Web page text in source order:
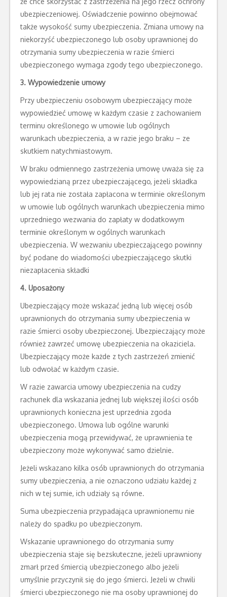
ubezpieczeniowej. Oświadczenie powinno obejmować
także wysokość sumy ubezpieczenia. Zmiana umowy na
niekorzyść ubezpieczonego lub osoby uprawnionej do
otrzymania sumy ubezpieczenia w razie śmierci
ubezpieczonego wymaga zgody tego ubezpieczonego.
3. Wypowiedzenie umowy
Przy ubezpieczeniu osobowym ubezpieczający może
wypowiedzieć umowę w każdym czasie z zachowaniem
terminu określonego w umowie lub ogólnych
warunkach ubezpieczenia, a w razie jego braku – ze
skutkiem natychmiastowym.
W braku odmiennego zastrzeżenia umowę uważa się za
wypowiedzianą przez ubezpieczającego, jeżeli składka
lub jej rata nie została zapłacona w terminie określonym
w umowie lub ogólnych warunkach ubezpieczenia mimo
uprzedniego wezwania do zapłaty w dodatkowym
terminie określonym w ogólnych warunkach
ubezpieczenia. W wezwaniu ubezpieczającego powinny
być podane do wiadomości ubezpieczającego skutki
niezapłacenia składki
4. Uposażony
Ubezpieczający może wskazać jedną lub więcej osób
uprawnionych do otrzymania sumy ubezpieczenia w
razie śmierci osoby ubezpieczonej. Ubezpieczający może
również zawrzeć umowę ubezpieczenia na okaziciela.
Ubezpieczający może każde z tych zastrzeżeń zmienić
lub odwołać w każdym czasie.
W razie zawarcia umowy ubezpieczenia na cudzy
rachunek dla wskazania jednej lub większej ilości osób
uprawnionych konieczna jest uprzednia zgoda
ubezpieczonego. Umowa lub ogólne warunki
ubezpieczenia mogą przewidywać, że uprawnienia te
ubezpieczony może wykonywać samo dzielnie.
Jeżeli wskazano kilka osób uprawnionych do otrzymania
sumy ubezpieczenia, a nie oznaczono udziału każdej z
nich w tej sumie, ich udziały są równe.
Suma ubezpieczenia przypadająca uprawnionemu nie
należy do spadku po ubezpieczonym.
Wskazanie uprawnionego do otrzymania sumy
ubezpieczenia staje się bezskuteczne, jeżeli uprawniony
zmarł przed śmiercią ubezpieczonego albo jeżeli
umyślnie przyczynił się do jego śmierci. Jeżeli w chwili
śmierci ubezpieczonego nie ma osoby uprawnionej do